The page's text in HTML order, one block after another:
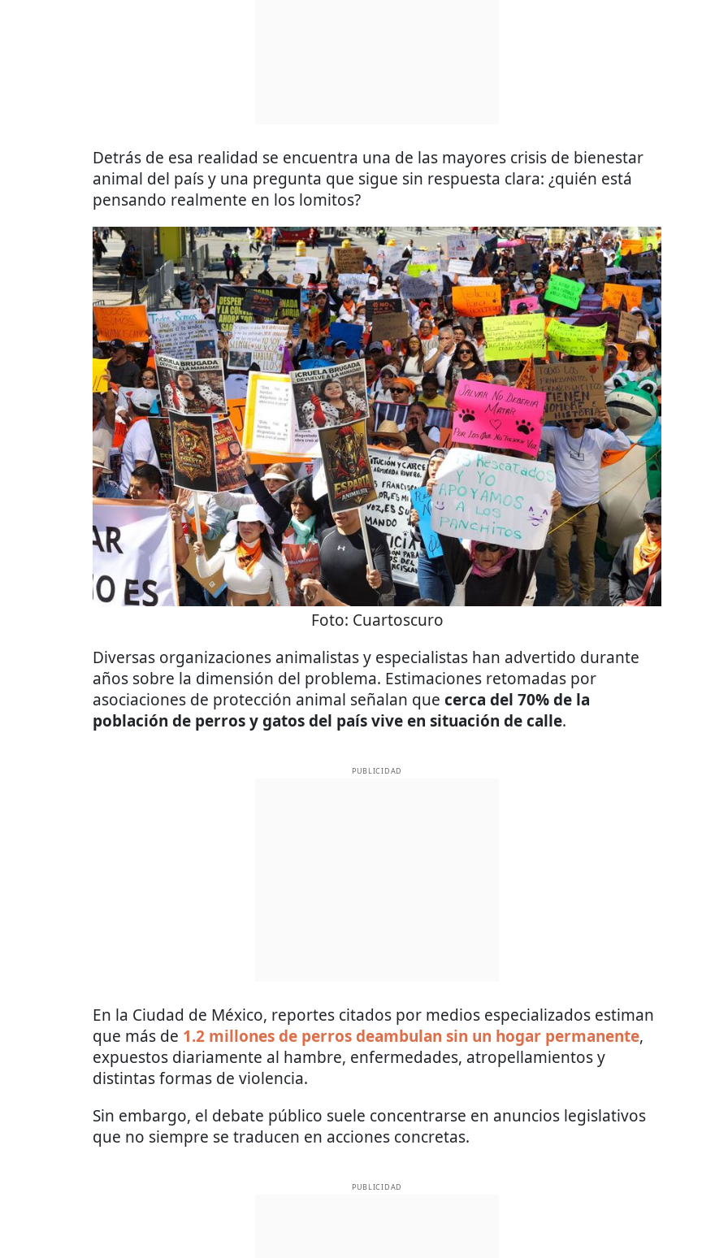
Detrás de esa realidad se encuentra una de las mayores crisis de bienestar
animal del país y una pregunta que sigue sin respuesta clara: ¿quién está
pensando realmente en los lomitos?
Foto: Cuartoscuro
Diversas organizaciones animalistas y especialistas han advertido durante
años sobre la dimensión del problema. Estimaciones retomadas por
asociaciones de protección animal señalan que cerca del 70% de la
población de perros y gatos del país vive en situación de calle.
PUBLICIDAD
En la Ciudad de México, reportes citados por medios especializados estiman
que más de 1.2 millones de perros deambulan sin un hogar permanente,
expuestos diariamente al hambre, enfermedades, atropellamientos y
distintas formas de violencia.
Sin embargo, el debate público suele concentrarse en anuncios legislativos
que no siempre se traducen en acciones concretas.
PUBLICIDAD